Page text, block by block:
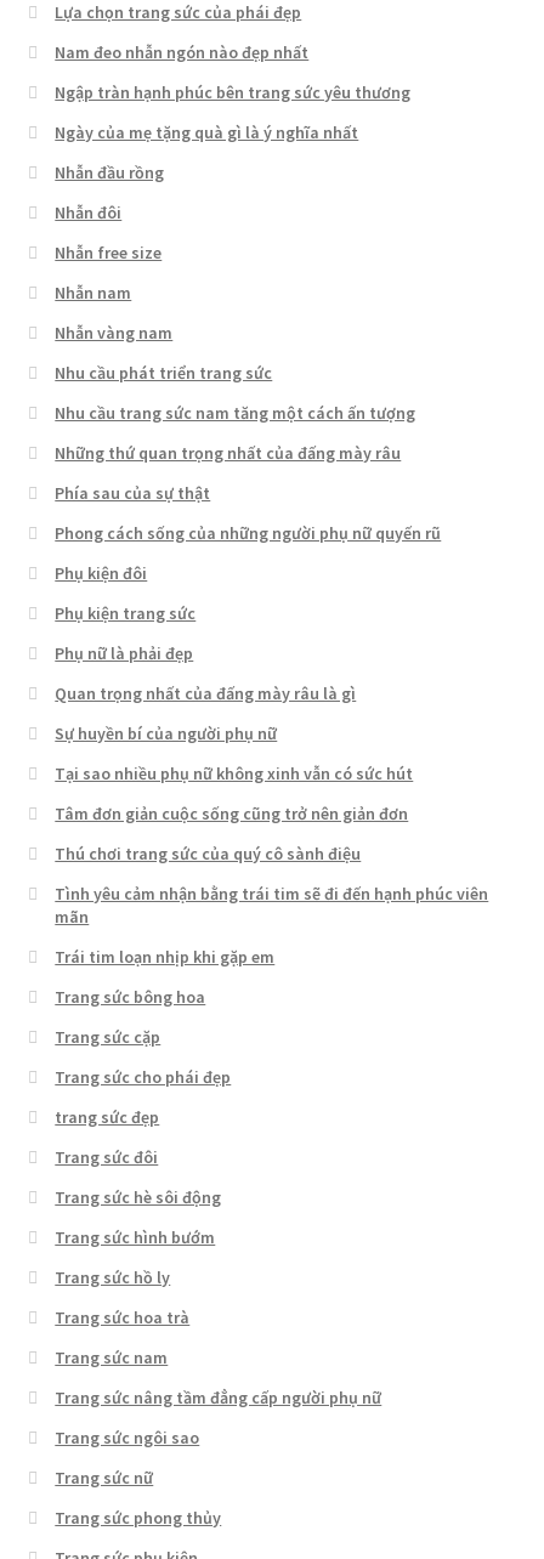
Lựa chọn trang sức của phái đẹp
Nam đeo nhẫn ngón nào đẹp nhất
Ngập tràn hạnh phúc bên trang sức yêu thương
Ngày của mẹ tặng quà gì là ý nghĩa nhất
Nhẫn đầu rồng
Nhẫn đôi
Nhẫn free size
Nhẫn nam
Nhẫn vàng nam
Nhu cầu phát triển trang sức
Nhu cầu trang sức nam tăng một cách ấn tượng
Những thứ quan trọng nhất của đấng mày râu
Phía sau của sự thật
Phong cách sống của những người phụ nữ quyến rũ
Phụ kiện đôi
Phụ kiện trang sức
Phụ nữ là phải đẹp
Quan trọng nhất của đấng mày râu là gì
Sự huyền bí của người phụ nữ
Tại sao nhiều phụ nữ không xinh vẫn có sức hút
Tâm đơn giản cuộc sống cũng trở nên giản đơn
Thú chơi trang sức của quý cô sành điệu
Tình yêu cảm nhận bằng trái tim sẽ đi đến hạnh phúc viên
mãn
Trái tim loạn nhịp khi gặp em
Trang sức bông hoa
Trang sức cặp
Trang sức cho phái đẹp
trang sức đẹp
Trang sức đôi
Trang sức hè sôi động
Trang sức hình bướm
Trang sức hồ ly
Trang sức hoa trà
Trang sức nam
Trang sức nâng tầm đẳng cấp người phụ nữ
Trang sức ngôi sao
Trang sức nữ
Trang sức phong thủy